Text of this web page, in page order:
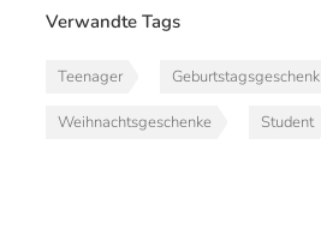
Verwandte Tags
Teenager Geburtstagsgeschenk
Weihnachtsgeschenke Student